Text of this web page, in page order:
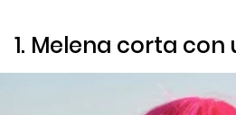
1. Melena corta con